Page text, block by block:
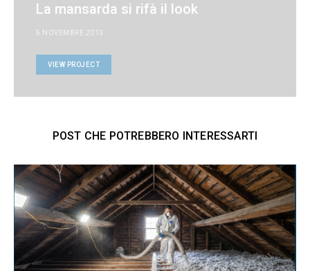
La mansarda si rifà il look
5 NOVEMBRE 2013
VIEW PROJECT
POST CHE POTREBBERO INTERESSARTI